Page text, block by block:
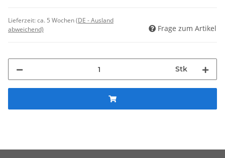
Lieferzeit:ca. 5 Wochen(DE - Ausland
abweichend)
Frage zum Artikel
Stk